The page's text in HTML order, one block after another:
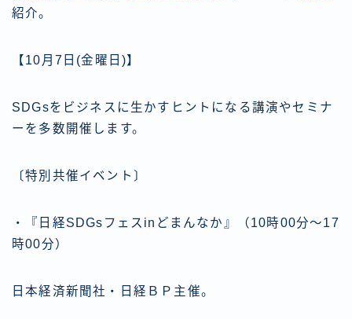
紹介。
【10月7日(金曜日)】
SDGsをビジネスに生かすヒントになる講演やセミナ
ーを多数開催します。
〔特別共催イベント〕
・『日経SDGsフェスinどまんなか』（10時00分～17
時00分）
日本経済新聞社・日経ＢＰ主催。